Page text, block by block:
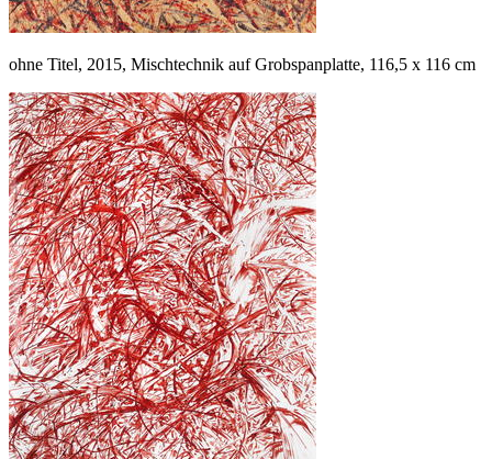
ohne Titel, 2015, Mischtechnik auf Grobspanplatte, 116,5 x 116 cm